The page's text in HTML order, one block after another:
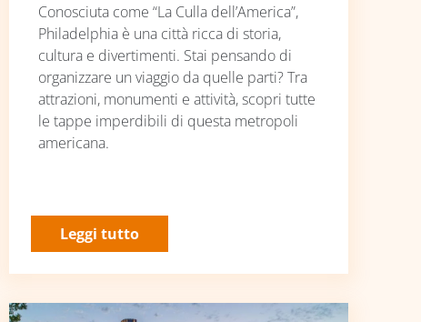
Conosciuta come “La Culla dell’America”,
Philadelphia è una città ricca di storia,
cultura e divertimenti. Stai pensando di
organizzare un viaggio da quelle parti? Tra
attrazioni, monumenti e attività, scopri tutte
le tappe imperdibili di questa metropoli
americana.
Leggi tutto